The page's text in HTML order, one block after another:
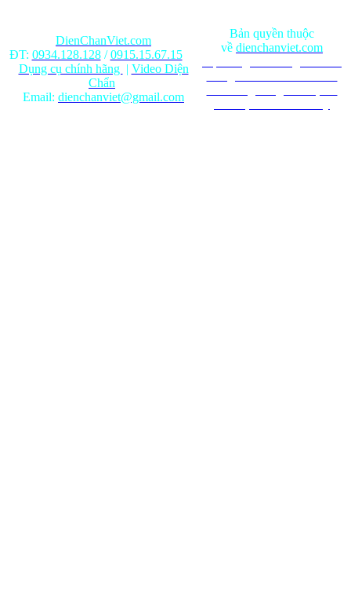
DienChanViet.com
ĐT: 0934.128.128/0915.15.67.15
Dụng cụ chính hãng | Video Diện
Chẩn
Email: dienchanviet@gmail.com
Bản quyền thuộc
về dienchanviet.com